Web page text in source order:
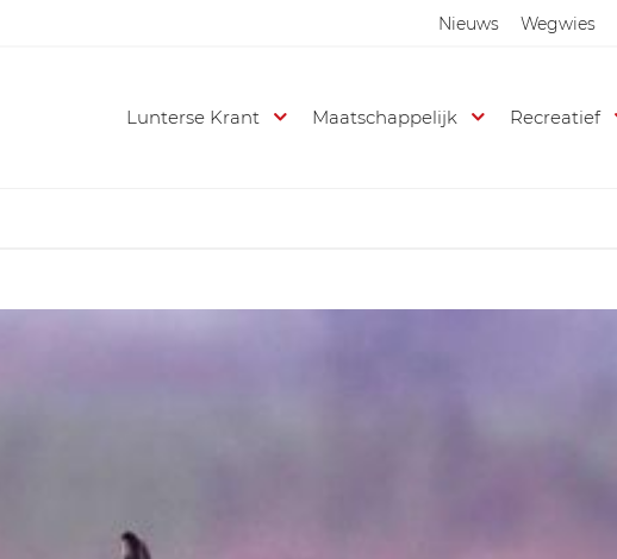
Nieuws Wegwies
Lunterse Krant Maatschappelijk Recreatief